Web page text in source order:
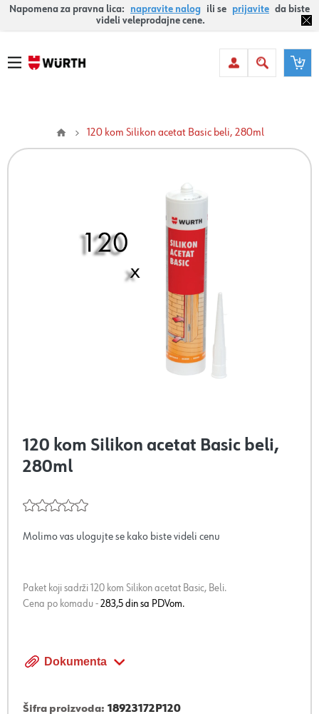
Napomena za pravna lica: napravite nalog ili se prijavite da biste
videli veleprodajne cene.
120 kom Silikon acetat Basic beli, 280ml
120 kom Silikon acetat Basic beli,
280ml
Molimo vas ulogujte se kako biste videli cenu
Paket koji sadrži 120 kom Silikon acetat Basic, Beli.
Cena po komadu - 283,5 din sa PDVom.
Dokumenta
Šifra proizvoda: 18923172P120